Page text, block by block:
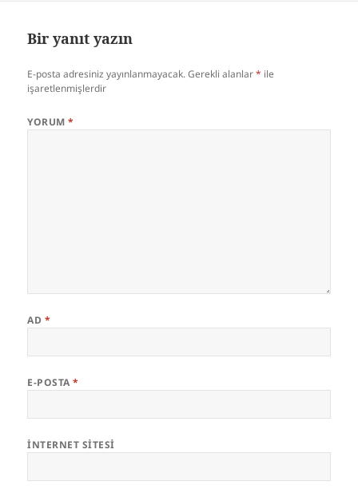
Bir yanıt yazın
E-posta adresiniz yayınlanmayacak. Gerekli alanlar* ile
işaretlenmişlerdir
YORUM*
AD *
E-POSTA*
İNTERNET SITESI